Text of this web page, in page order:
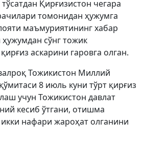
Қирғизистон чегара
томонидан ҳужумга
маъмуриятининг хабар
сўнг тожик
аскарини гаровга олган.
Тожикистон Миллий
8 июль куни тўрт қирғиз
учун Тожикистон давлат
кесиб ўтгани, отишма
нафари жароҳат олганини